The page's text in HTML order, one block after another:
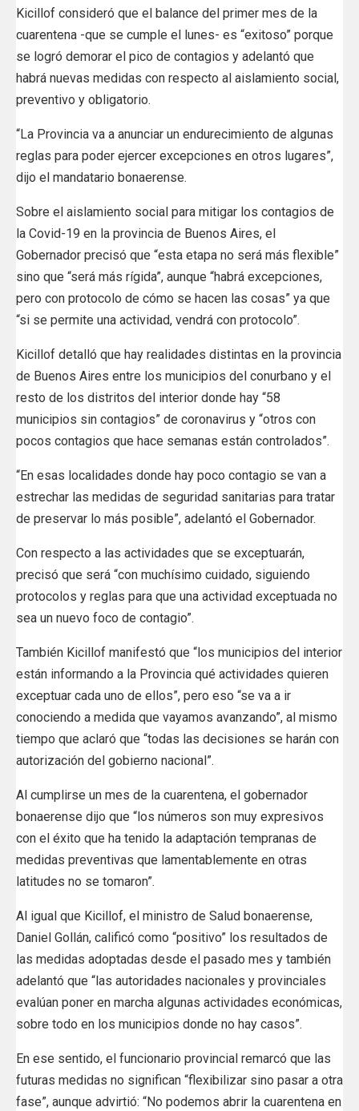
Kicillof consideró que el balance del primer mes de la
cuarentena -que se cumple el lunes- es “exitoso” porque
se logró demorar el pico de contagios y adelantó que
habrá nuevas medidas con respecto al aislamiento social,
preventivo y obligatorio.
“La Provincia va a anunciar un endurecimiento de algunas
reglas para poder ejercer excepciones en otros lugares”,
dijo el mandatario bonaerense.
Sobre el aislamiento social para mitigar los contagios de
la Covid-19 en la provincia de Buenos Aires, el
Gobernador precisó que “esta etapa no será más flexible”
sino que “será más rígida”, aunque “habrá excepciones,
pero con protocolo de cómo se hacen las cosas” ya que
“si se permite una actividad, vendrá con protocolo”.
Kicillof detalló que hay realidades distintas en la provincia
de Buenos Aires entre los municipios del conurbano y el
resto de los distritos del interior donde hay “58
municipios sin contagios” de coronavirus y “otros con
pocos contagios que hace semanas están controlados”.
“En esas localidades donde hay poco contagio se van a
estrechar las medidas de seguridad sanitarias para tratar
de preservar lo más posible”, adelantó el Gobernador.
Con respecto a las actividades que se exceptuarán,
precisó que será “con muchísimo cuidado, siguiendo
protocolos y reglas para que una actividad exceptuada no
sea un nuevo foco de contagio”.
También Kicillof manifestó que “los municipios del interior
están informando a la Provincia qué actividades quieren
exceptuar cada uno de ellos”, pero eso “se va a ir
conociendo a medida que vayamos avanzando”, al mismo
tiempo que aclaró que “todas las decisiones se harán con
autorización del gobierno nacional”.
Al cumplirse un mes de la cuarentena, el gobernador
bonaerense dijo que “los números son muy expresivos
con el éxito que ha tenido la adaptación tempranas de
medidas preventivas que lamentablemente en otras
latitudes no se tomaron”.
Al igual que Kicillof, el ministro de Salud bonaerense,
Daniel Gollán, calificó como “positivo” los resultados de
las medidas adoptadas desde el pasado mes y también
adelantó que “las autoridades nacionales y provinciales
evalúan poner en marcha algunas actividades económicas,
sobre todo en los municipios donde no hay casos”.
En ese sentido, el funcionario provincial remarcó que las
futuras medidas no significan “flexibilizar sino pasar a otra
fase”, aunque advirtió: “No podemos abrir la cuarentena en